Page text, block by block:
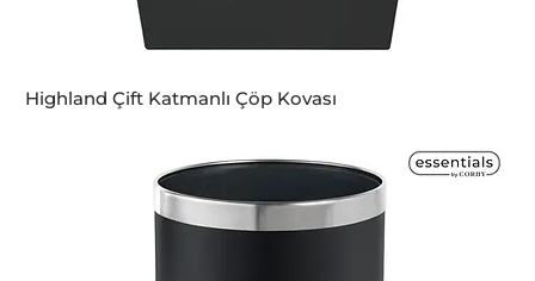
Highland Çift Katmanlı Çöp Kovası